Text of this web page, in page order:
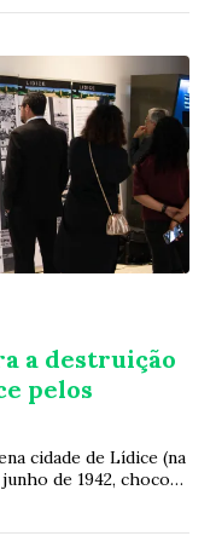
a destruição
pelos
cidade de Lídice (na
de 1942, chocou